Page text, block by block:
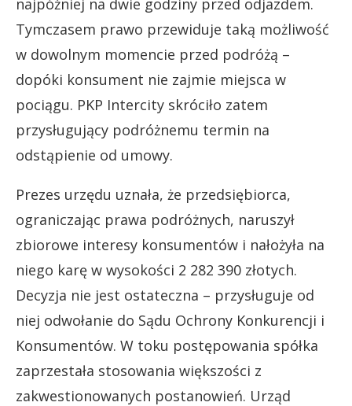
najpóźniej na dwie godziny przed odjazdem.
Tymczasem prawo przewiduje taką możliwość
w dowolnym momencie przed podróżą –
dopóki konsument nie zajmie miejsca w
pociągu. PKP Intercity skróciło zatem
przysługujący podróżnemu termin na
odstąpienie od umowy.
Prezes urzędu uznała, że przedsiębiorca,
ograniczając prawa podróżnych, naruszył
zbiorowe interesy konsumentów i nałożyła na
niego karę w wysokości 2 282 390 złotych.
Decyzja nie jest ostateczna – przysługuje od
niej odwołanie do Sądu Ochrony Konkurencji i
Konsumentów. W toku postępowania spółka
zaprzestała stosowania większości z
zakwestionowanych postanowień. Urząd